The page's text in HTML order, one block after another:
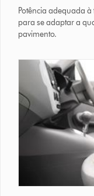
Potência adequada
para se adaptar a
pavimento.